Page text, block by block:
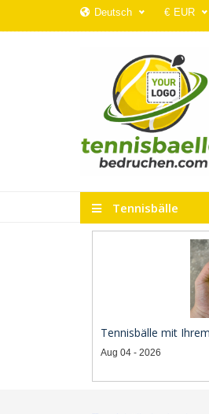
Deutsch € EUR
Tennisbälle
Tennisbälle mit
Aug 04 - 2026